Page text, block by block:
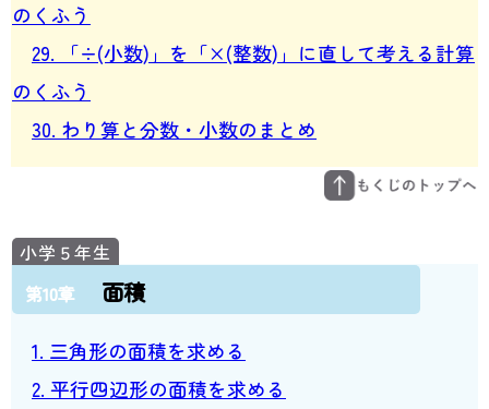
のくふう
29. 「÷(小数)」を「×(整数)」に直して考える計算
のくふう
30. わり算と分数・小数のまとめ
第10章 面積
1. 三角形の面積を求める
2. 平行四辺形の面積を求める